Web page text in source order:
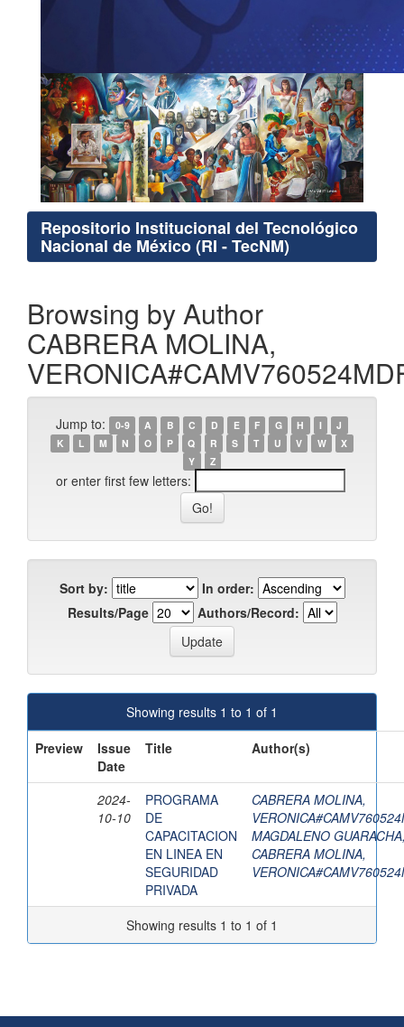
Repositorio Institucional del Tecnológico
Nacional de México (RI - TecNM)
Browsing by Author
CABRERA MOLINA,
Jump to: 0-9 A B C D E F G H I
J
K
L M N O P Q R S T U V W
X
Y
Z
or enter first few letters:
Sort by:
In order:
Results/Page
Authors/Record:
Showing results 1 to 1 of 1
Preview
Issue
Date
Title Author(s)
2024-
10-10
PROGRAMA
DE
CAPACITACION
EN LINEA EN
SEGURIDAD
PRIVADA
CABRERA MOLINA,
MAGDALENO
CABRERA MOLINA,
Showing results 1 to 1 of 1